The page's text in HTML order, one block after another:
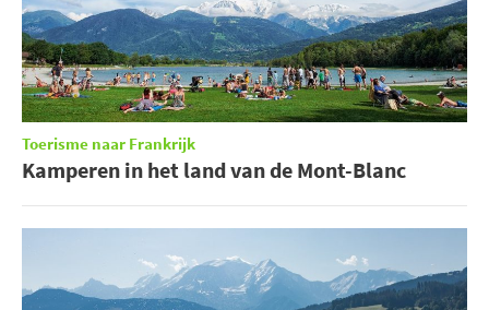
Toerisme naar Frankrijk
Kamperen in het land van de Mont-Blanc